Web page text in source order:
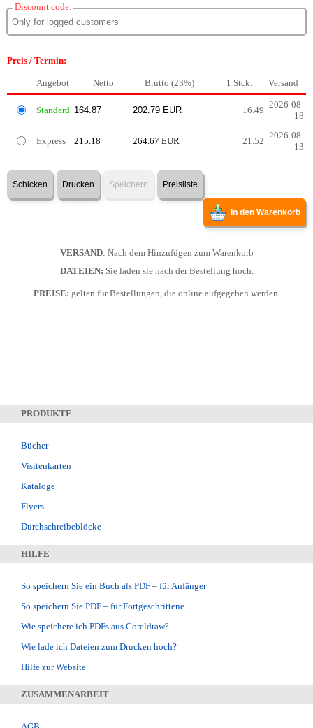
Discount code:
Preis / Termin:
Angebot Netto Brutto (23%) 1 Stck. Versand
Standard 16.49
2026-08-
18
Express 215.18 264.67 EUR 21.52
2026-08-
13
Schicken Drucken Speichern Preisliste
In den Warenkorb
VERSAND: Nach dem Hinzufügen zum Warenkorb
DATEIEN: Sie laden sie nach der Bestellung hoch.
PREISE: gelten für Bestellungen, die online aufgegeben werden.
PRODUKTE
Bücher
Visitenkarten
Kataloge
Flyers
Durchschreibeblöcke
HILFE
So speichern Sie ein Buch als PDF – für Anfänger
So speichern Sie PDF – für Fortgeschrittene
Wie speichere ich PDFs aus Coreldraw?
Wie lade ich Dateien zum Drucken hoch?
Hilfe zur Website
ZUSAMMENARBEIT